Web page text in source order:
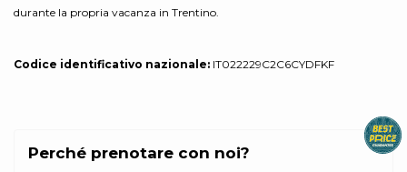
durante la propria vacanza in Trentino.
Codice identificativo nazionale: IT022229C2C6CYDFKF
Perché prenotare con noi?